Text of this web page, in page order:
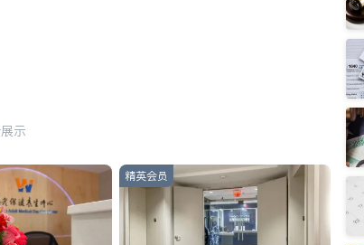
示
精英会员